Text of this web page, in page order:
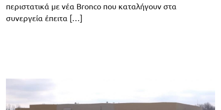
περιστατικά με νέα Bronco που καταλήγουν στα
συνεργεία έπειτα […]